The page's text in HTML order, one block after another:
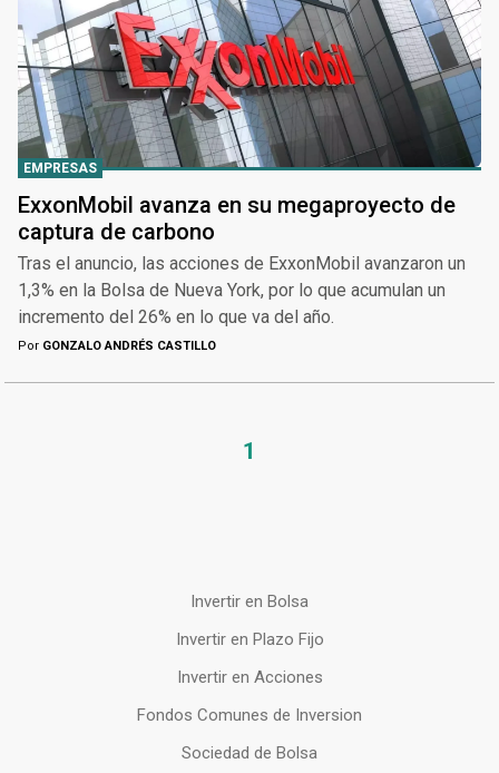
EMPRESAS
ExxonMobil avanza en su megaproyecto de
captura de carbono
Tras el anuncio, las acciones de ExxonMobil avanzaron un
1,3% en la Bolsa de Nueva York, por lo que acumulan un
incremento del 26% en lo que va del año.
Por GONZALO ANDRÉS CASTILLO
1
Invertir en Bolsa
Invertir en Plazo Fijo
Invertir en Acciones
Fondos Comunes de Inversion
Sociedad de Bolsa